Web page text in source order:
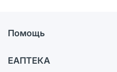
Помощь
Обмен и возврат
ЕАПТЕКА